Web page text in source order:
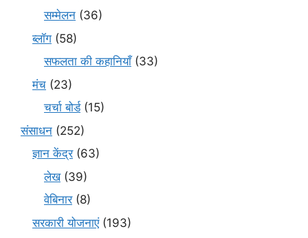
सम्मेलन (36)
ब्लॉग (58)
सफलता की कहानियाँ(33)
मंच (23)
चर्चा बोर्ड(15)
संसाधन (252)
ज्ञान केंद्र(63)
लेख(39)
वेबिनार(8)
सरकारी योजनाएं(193)